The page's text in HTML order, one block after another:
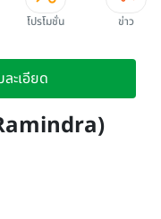
โปรโมชั่น ข่าว
ะเอียด